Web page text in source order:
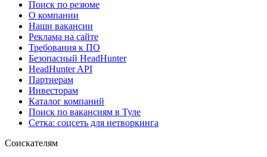
Поиск по резюме
О компании
Наши вакансии
Реклама на сайте
Требования к ПО
Безопасный HeadHunter
HeadHunter API
Партнерам
Инвесторам
Каталог компаний
Поиск по вакансиям в Туле
Сетка: соцсеть для нетворкинга
Соискателям